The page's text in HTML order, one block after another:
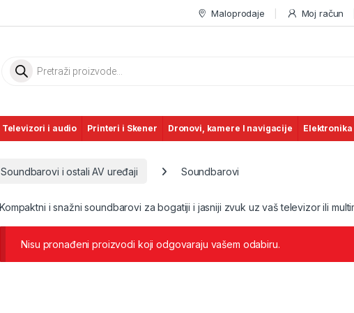
Maloprodaje Moj račun
Products search
Televizori i audio Printeri i Skener Dronovi, kamere I navigacije Elektronika
Soundbarovi i ostali AV uređaji Soundbarovi
Kompaktni i snažni soundbarovi za bogatiji i jasniji zvuk uz vaš televizor ili
Nisu pronađeni proizvodi koji odgovaraju vašem odabiru.